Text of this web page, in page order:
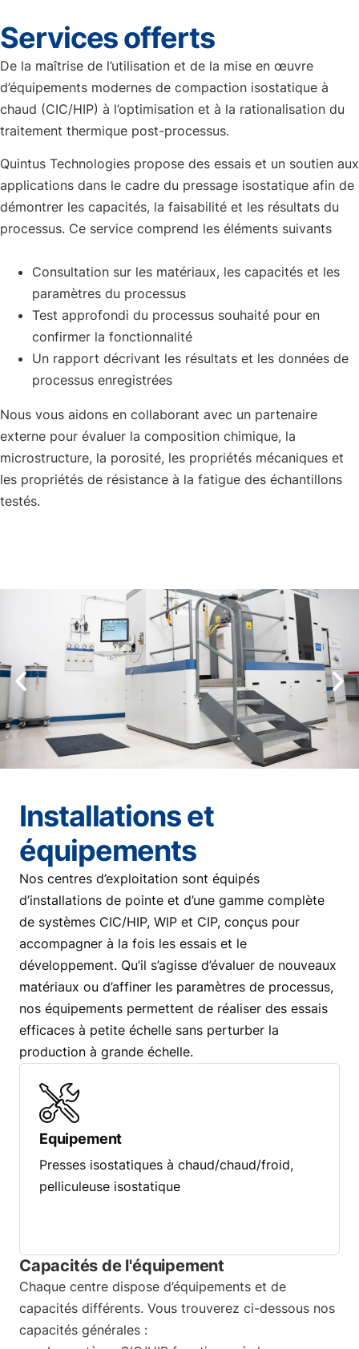
Services offerts
De la maîtrise de l’utilisation et de la mise en œuvre
d’équipements modernes de compaction isostatique à
chaud (CIC/HIP) à l’optimisation et à la rationalisation du
traitement thermique post-processus.
Quintus Technologies propose des essais et un soutien aux
applications dans le cadre du pressage isostatique afin de
démontrer les capacités, la faisabilité et les résultats du
processus. Ce service comprend les éléments suivants
Consultation sur les matériaux, les capacités et les
paramètres du processus
Test approfondi du processus souhaité pour en
confirmer la fonctionnalité
Un rapport décrivant les résultats et les données de
processus enregistrées
Nous vous aidons en collaborant avec un partenaire
externe pour évaluer la composition chimique, la
microstructure, la porosité, les propriétés mécaniques et
les propriétés de résistance à la fatigue des échantillons
testés.
Installations et
équipements
Nos centres d’exploitation sont équipés
d’installations de pointe et d’une gamme complète
de systèmes CIC/HIP, WIP et CIP, conçus pour
accompagner à la fois les essais et le
développement. Qu’il s’agisse d’évaluer de nouveaux
matériaux ou d’affiner les paramètres de processus,
nos équipements permettent de réaliser des essais
efficaces à petite échelle sans perturber la
production à grande échelle.
Equipement
Presses isostatiques à chaud/chaud/froid,
pelliculeuse isostatique
Capacités de l'équipement
Chaque centre dispose d’équipements et de
capacités différents. Vous trouverez ci-dessous nos
capacités générales :